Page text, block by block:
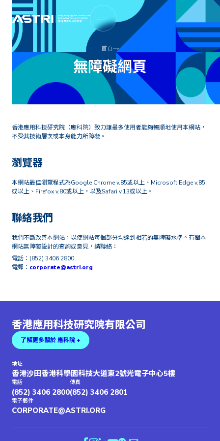
首頁
無障礙網頁
香港應用科技研究院（應科院）致力讓最多使用者能夠暢順地使用本網站，
不受其技術層次或本身能力所障礙。
瀏覽器
本網站最佳瀏覽程式為Google Chrome v.85或以上、Microsoft Edge v.85
或以上、Firefox v.80或以上，以及Safari v.13或以上。
聯絡我們
我們不斷改善本網站，以使網站每個部分均達到相若的無障礙水準。有關本
網站無障礙設計的查詢或意見，請聯絡：
電話：(852) 3406 2800
電郵： corporate@astri.org
香港應用科技研究院有限公司
了解更多關於 應科院 +
地址
香港沙田香港科學園科技大道東2號光電子中心5樓
電話
(852) 3406 2800
傳真
(852) 3406 2801
電子郵件
CORPORATE@ASTRI.ORG